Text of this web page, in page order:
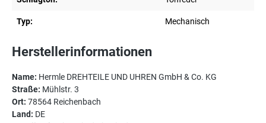
Typ: Mechanisch
Herstellerinformationen
Name: Hermle DREHTEILE UND UHREN GmbH & Co. KG
Straße: Mühlstr. 3
Ort: 78564 Reichenbach
Land: DE